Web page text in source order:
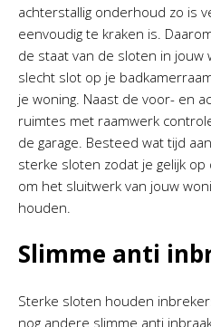
achterstallig onderhoud zo is
eenvoudig te kraken is.
de staat van de sloten in jouw
slecht slot op je
je woning. Naast de voor- en
ruimtes met raamwerk
de garage. Besteed wat tijd
sterke sloten zodat je gelijk
om het sluitwerk van jouw
houden.
Slimme anti
Sterke sloten houden
nog andere slimme anti